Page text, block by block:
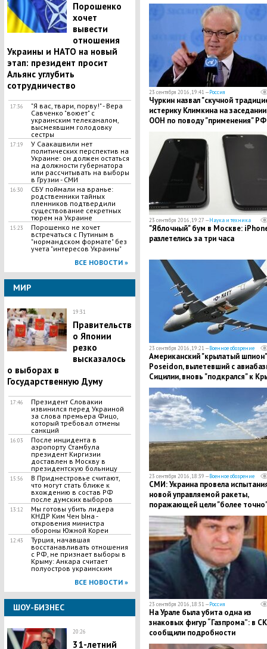
Порошенко
хочет
вывести
отношения
Украины и НАТО на новый
этап: президент просит
Альянс углубить
сотрудничество
17:36
"Я вас, твари, порву!" - Вера
Савченко "воюет" с
украинским телеканалом,
высмеявшим голодовку
сестры
17:19
У Саакашвили нет
политических перспектив на
Украине: он должен остаться
на должности губернатора
или рассчитывать на выборы
в Грузии - СМИ
16:30
СБУ поймали на вранье:
родственники тайных
пленников подтвердили
существование секретных
тюрем на Украине
15:23
Порошенко не хочет
встречаться с Путиным в
"нормандском формате" без
учета "интересов Украины"
ВСЕ НОВОСТИ »
МИР
19:31
Правительств
о Японии
резко
высказалось
о выборах в
Государственную Думу
17:46
Президент Словакии
извинился перед Украиной
за слова премьера Фицо,
который требовал отмены
санкций
16:03
После инцидента в
аэропорту Стамбула
президент Киргизии
доставлен в Москву в
президентскую больницу
15:56
В Приднестровье считают,
что могут стать ближе к
вхождению в состав РФ
после думских выборов
13:12
Мы готовы убить лидера
КНДР Ким Чен Ына -
откровения министра
обороны Южной Кореи
12:43
Турция, начавшая
восстанавливать отношения
с РФ, не признает выборы в
Крыму: Анкара считает
полуостров украинским
ВСЕ НОВОСТИ »
ШОУ-БИЗНЕС
20:26
31-летний
23 сентября 2016, 19:41 —Россия
Чуркин назвал "скучной
истерику Климкина на
ООН по поводу "применения" РФ
23 сентября 2016, 19:27 —Наука и техника
"Яблочный" бум в Москве:
разлетелись за три часа
23 сентября 2016, 19:21 —Военное обозрение
Американский "крылатый шпион"
Poseidon, вылетевший с
Сицилии, вновь "подкрался" к
23 сентября 2016, 18:39 —Военное обозрение
СМИ: Украина провела
новой управляемой ракеты,
поражающей цели "более
чем российские аналоги (кадры)
23 сентября 2016, 18:31 —Россия
На Урале была убита одна из
знаковых фигур “Газпрома”: в
сообщили подробности
шокирующего убийства